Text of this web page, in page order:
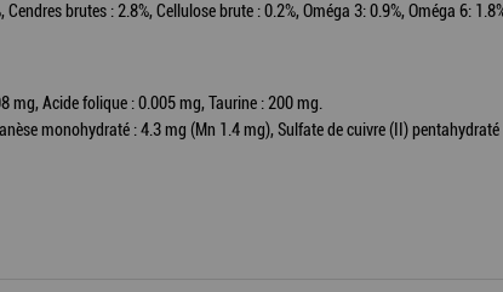
brutes : 2.8%, Cellulose brute : 0.2%, Oméga 3: 0.9%, Oméga 6:
Acide folique : 0.005 mg, Taurine : 200 mg.
monohydraté : 4.3 mg (Mn 1.4 mg), Sulfate de cuivre (II)